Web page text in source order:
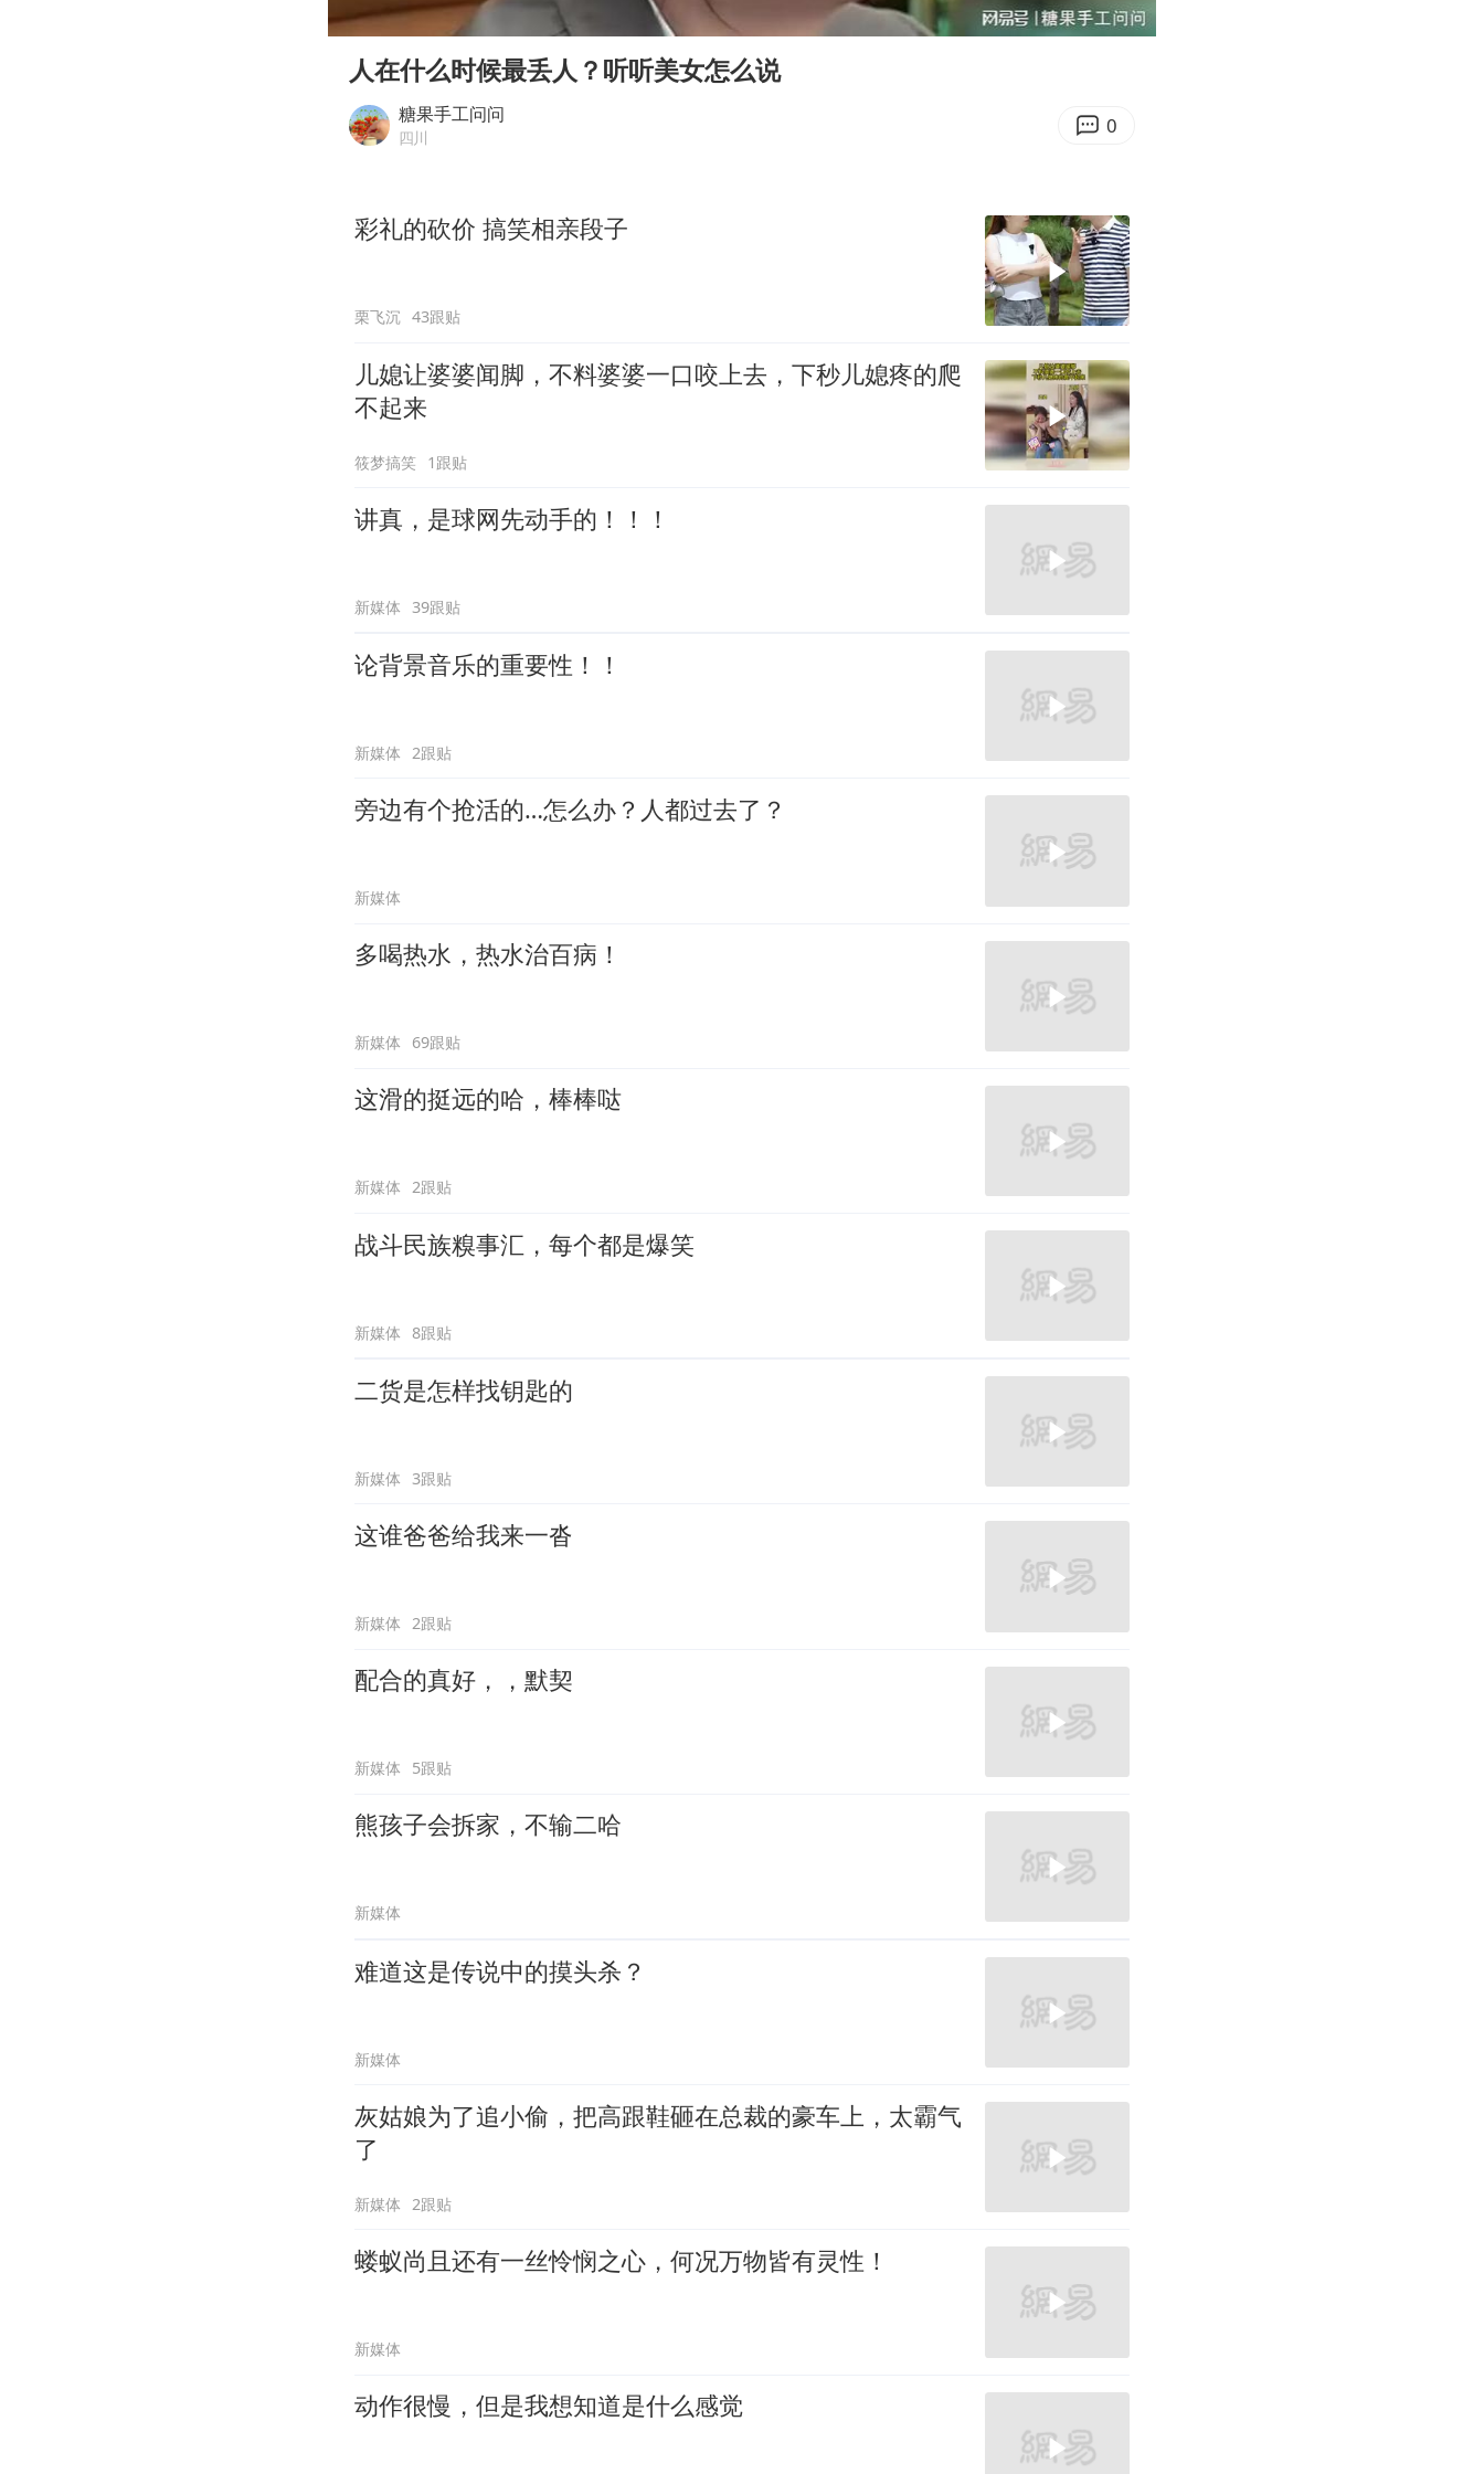
老人被城管撞倒后离世亲属质疑记录仪
薛之谦杭州站演唱会取消
习近平心系体育强国建设
00:00 09:02
Enter
人在什么时候最丢人？听听美女怎么说
糖果手工问问
四川 0
彩礼的砍价 搞笑相亲段子
栗飞沉 43跟贴
儿媳让婆婆闻脚，不料婆婆一口咬上去，下秒儿媳疼的爬
不起来
筱梦搞笑 1跟贴
讲真，是球网先动手的！！！
新媒体 39跟贴
论背景音乐的重要性！！
新媒体 2跟贴
旁边有个抢活的…怎么办？人都过去了？
新媒体
多喝热水，热水治百病！
新媒体 69跟贴
这滑的挺远的哈，棒棒哒
新媒体 2跟贴
战斗民族糗事汇，每个都是爆笑
新媒体 8跟贴
二货是怎样找钥匙的
新媒体 3跟贴
这谁爸爸给我来一沓
新媒体 2跟贴
配合的真好，，默契
新媒体 5跟贴
熊孩子会拆家，不输二哈
新媒体
难道这是传说中的摸头杀？
新媒体
灰姑娘为了追小偷，把高跟鞋砸在总裁的豪车上，太霸气
了
新媒体 2跟贴
蝼蚁尚且还有一丝怜悯之心，何况万物皆有灵性！
新媒体
动作很慢，但是我想知道是什么感觉